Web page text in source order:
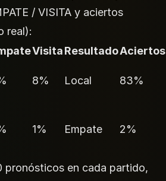
/ VISITA y aciertos
real):
VisitaResultadoAciertos
8% Local 83%
1% Empate 2%
pronósticos en cada partido,